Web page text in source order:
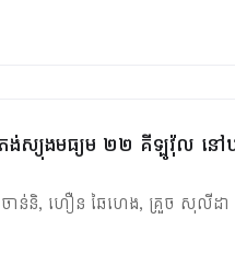
ង់ស្យុងមធ្យម ២២ គីឡូវ៉ុល នៅឃុំ
ាន់និ, ហឿន ឆៃហេង, គ្រួច សុលីដា